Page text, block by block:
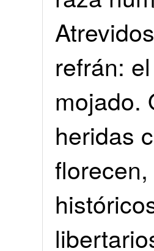
refrán:
mojado.
heridas